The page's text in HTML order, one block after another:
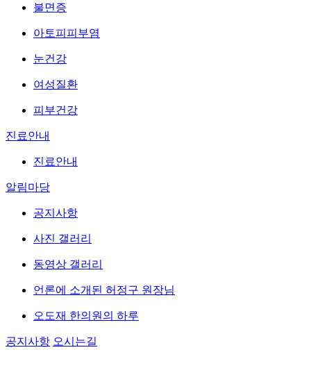
불면증
아토피피부염
눈건강
여성질환
피부건강
진료안내
진료안내
알림마당
공지사항
사진 갤러리
동영상 갤러리
언론에 소개된 허정구 원장님
오도재 한의원의 하루
공지사항 오시는길